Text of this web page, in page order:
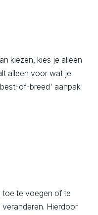
kiezen, kies je alleen
alleen voor wat je
of-breed' aanpak
toe te voegen of te
Hierdoor